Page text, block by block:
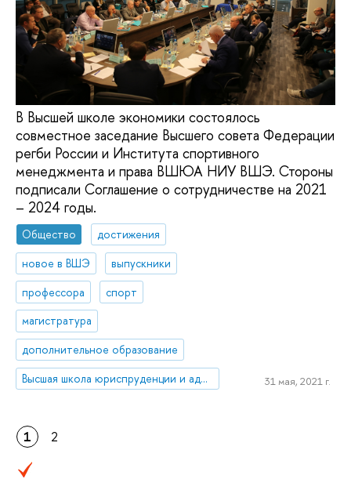
В Высшей школе экономики состоялось
совместное заседание Высшего совета Федерации
регби России и Института спортивного
менеджмента и права ВШЮА НИУ ВШЭ. Стороны
подписали Соглашение о сотрудничестве на 2021
– 2024 годы.
Общество
достижения
новое в ВШЭ
выпускники
профессора
спорт
магистратура
дополнительное образование
Высшая школа юриспруденции и администрирования
31 мая, 2021 г.
1 2